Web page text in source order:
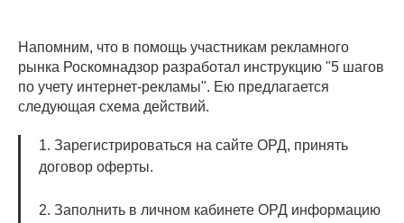
Напомним, что в помощь участникам рекламного
рынка Роскомнадзор разработал инструкцию "5 шагов
по учету интернет-рекламы". Ею предлагается
следующая схема действий.
1. Зарегистрироваться на сайте ОРД, принять
договор оферты.
2. Заполнить в личном кабинете ОРД информацию